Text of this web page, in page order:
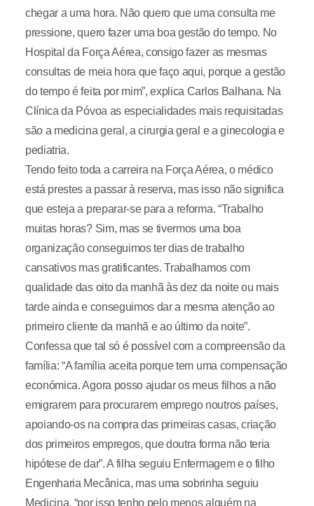
chegar a uma hora. Não quero que uma consulta me
pressione, quero fazer uma boa gestão do tempo. No
Hospital da Força Aérea, consigo fazer as mesmas
consultas de meia hora que faço aqui, porque a gestão
do tempo é feita por mim”, explica Carlos Balhana. Na
Clínica da Póvoa as especialidades mais requisitadas
são a medicina geral, a cirurgia geral e a ginecologia e
pediatria.
Tendo feito toda a carreira na Força Aérea, o médico
está prestes a passar à reserva, mas isso não significa
que esteja a preparar-se para a reforma. “Trabalho
muitas horas? Sim, mas se tivermos uma boa
organização conseguimos ter dias de trabalho
cansativos mas gratificantes. Trabalhamos com
qualidade das oito da manhã às dez da noite ou mais
tarde ainda e conseguimos dar a mesma atenção ao
primeiro cliente da manhã e ao último da noite”.
Confessa que tal só é possível com a compreensão da
família: “A família aceita porque tem uma compensação
económica. Agora posso ajudar os meus filhos a não
emigrarem para procurarem emprego noutros países,
apoiando-os na compra das primeiras casas, criação
dos primeiros empregos, que doutra forma não teria
hipótese de dar”. A filha seguiu Enfermagem e o filho
Engenharia Mecânica, mas uma sobrinha seguiu
Medicina, “por isso tenho pelo menos alguém na